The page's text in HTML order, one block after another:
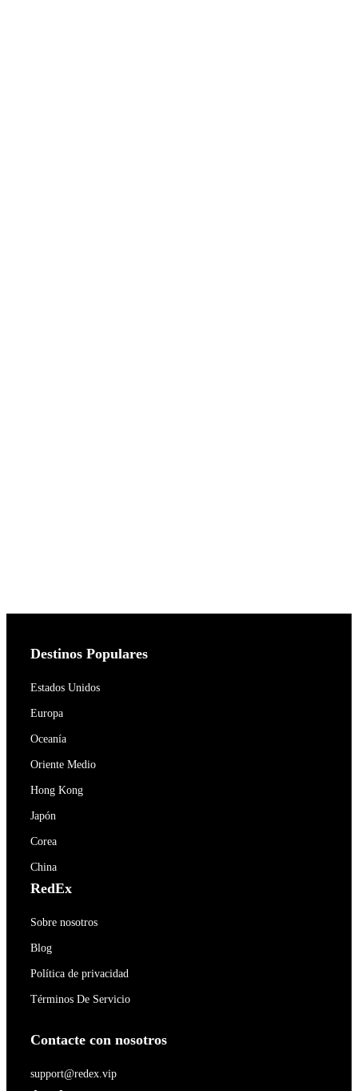
Destinos Populares
Estados Unidos
Europa
Oceanía
Oriente Medio
Hong Kong
Japón
Corea
China
RedEx
Sobre nosotros
Blog
Política de privacidad
Términos De Servicio
Contacte con nosotros
support@redex.vip